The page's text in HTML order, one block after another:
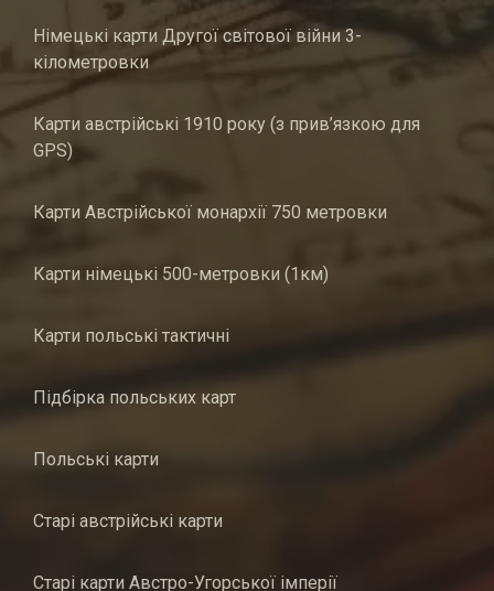
Німецькі карти Другої світової війни 3-
кілометровки
Карти австрійські 1910 року (з прив’язкою для
GPS)
Карти Австрійської монархії 750 метровки
Карти німецькі 500-метровки (1км)
Карти польські тактичні
Підбірка польських карт
Польські карти
Старі австрійські карти
Старі карти Австро-Угорської імперії